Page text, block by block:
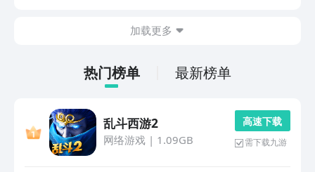
加载更多
热门榜单 最新榜单
乱斗西游2
网络游戏| 1.09GB
高 速 下 载
需下载九游